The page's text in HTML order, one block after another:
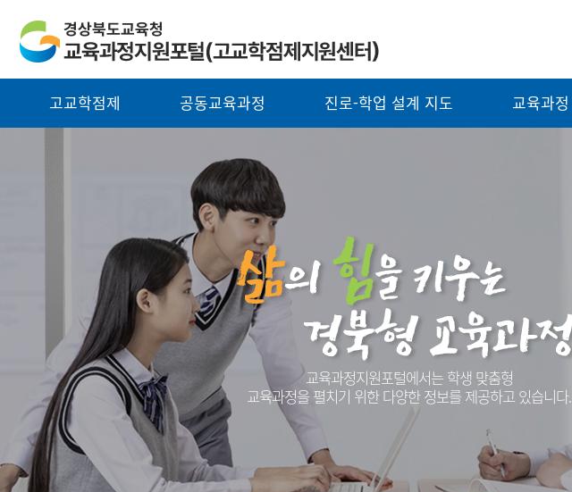
고교학점제 공동교육과정 진로-학업 설계 지도 교육과정
교육과정지원포털에서는 학생 맞춤형
교육과정을 펼치기 위한 다양한 정보를 제공하고 있습니다.